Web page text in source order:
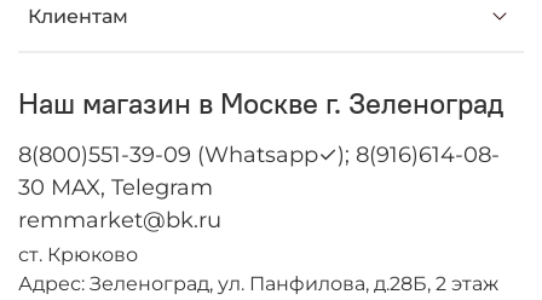
Клиентам
Наш магазин в Москве г. Зеленоград
8(800)551-39-09 (Whatsapp✓); 8(916)614-08-
30 MAX, Telegram
remmarket@bk.ru
ст. Крюково
Адрес: Зеленоград, ул. Панфилова, д.28Б, 2 этаж